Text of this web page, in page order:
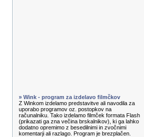
» Wink - program za izdelavo filmčkov
Z Winkom izdelamo predstavitve ali navodila za
uporabo programov oz. postopkov na
računalniku. Tako izdelamo filmček formata Flash
(prikazati ga zna večina brskalnikov), ki ga lahko
dodatno opremimo z besedilnimi in zvočnimi
komentarji ali razlago. Program je brezplačen.